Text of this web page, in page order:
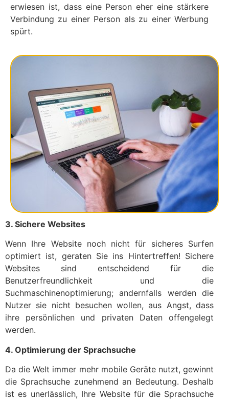
erwiesen ist, dass eine Person eher eine stärkere
Verbindung zu einer Person als zu einer Werbung
spürt.
3. Sichere Websites
Wenn Ihre Website noch nicht für sicheres Surfen
optimiert ist, geraten Sie ins Hintertreffen! Sichere
Websites sind entscheidend für die
Benutzerfreundlichkeit und die
Suchmaschinenoptimierung; andernfalls werden die
Nutzer sie nicht besuchen wollen, aus Angst, dass
ihre persönlichen und privaten Daten offengelegt
werden.
4. Optimierung der Sprachsuche
Da die Welt immer mehr mobile Geräte nutzt, gewinnt
die Sprachsuche zunehmend an Bedeutung. Deshalb
ist es unerlässlich, Ihre Website für die Sprachsuche